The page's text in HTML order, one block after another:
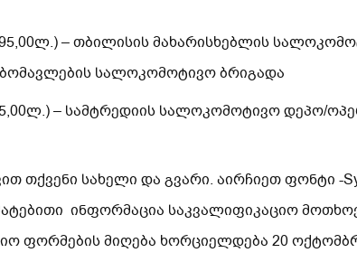
– თბილისის მახარისხებლის
სალოკომოტივო ბრიგადა
– სამტრედიის სალოკომოტივო დეპო/
თქვენი სახელი და გვარი. აირჩიეთ ფონტი -
ინფორმაცია საკვალიფიკაციო
ფორმების მიღება ხორციელდება 20